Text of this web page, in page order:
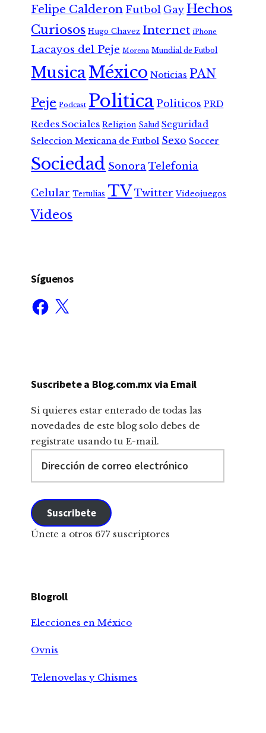
Felipe Calderon Futbol Gay Hechos
Curiosos Hugo Chavez Internet iPhone
Lacayos del Peje Morena Mundial de Futbol
MusicaMéxico Noticias PAN
Peje Podcast Politica Politicos PRD
Redes Sociales Religion Salud Seguridad
Seleccion Mexicana de Futbol Sexo Soccer
Sociedad Sonora Telefonia
Celular Tertulias TV Twitter Videojuegos
Videos
Síguenos
Facebook
X
Suscribete a Blog.com.mx via Email
Si quieres estar enterado de todas las
novedades de este blog solo debes de
registrate usando tu E-mail.
electrónico
Suscribete
Únete a otros 677 suscriptores
Blogroll
Elecciones en México
Ovnis
Telenovelas y Chismes